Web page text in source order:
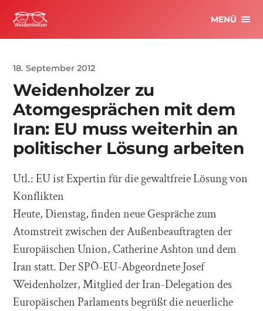
MENÜ
18. September 2012
Weidenholzer zu
Atomgesprächen mit dem
Iran: EU muss weiterhin an
politischer Lösung arbeiten
Utl.: EU ist Expertin für die gewaltfreie Lösung von
Konflikten
Heute, Dienstag, finden neue Gespräche zum
Atomstreit zwischen der Außenbeauftragten der
Europäischen Union, Catherine Ashton und dem
Iran statt. Der SPÖ-EU-Abgeordnete Josef
Weidenholzer, Mitglied der Iran-Delegation des
Europäischen Parlaments begrüßt die neuerliche